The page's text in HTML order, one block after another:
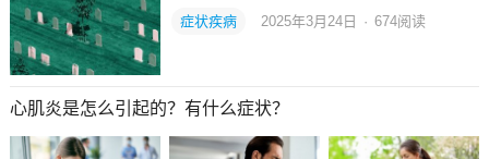
症状疾病 2025年3月24日 · 674阅读
心肌炎是怎么引起的？有什么症状？